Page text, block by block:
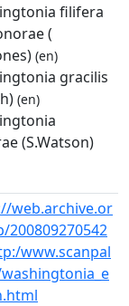
filifera
(
(en)
gracilis
(en)
(S.Watson)
web.archive.or
200809270542
www.scanpal